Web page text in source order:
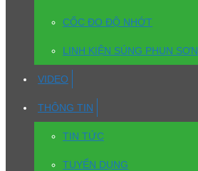
CỐC ĐO ĐỘ NHỚT
LINH KIỆN SÚNG PHUN SƠN
VIDEO
THÔNG TIN
TIN TỨC
TUYỂN DỤNG